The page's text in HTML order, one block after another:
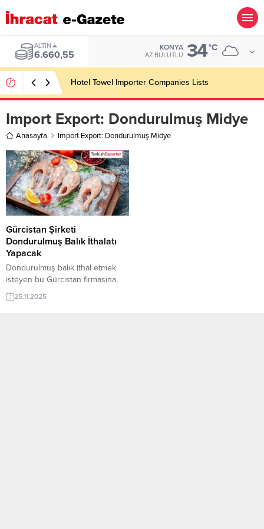
ALTIN
6.660,55
KONYA
AZ BULUTLU 34°C
Hotel Towel Importer Companies Lists
Import Export: Dondurulmuş Midye
Anasayfa Import Export: Dondurulmuş Midye
Gürcistan Şirketi
Dondurulmuş Balık İthalatı
Yapacak
Dondurulmuş balık ithal etmek
isteyen bu Gürcistan firmasına,
Türkiye’de dondurulmuş ürünleri
ve deniz ürünleri ile dondurulmuş
25.11.2025